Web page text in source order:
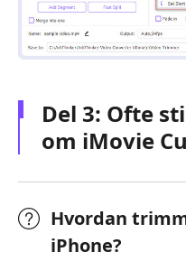
Del 3: Ofte
om iMovie
Hvordan
iPhone?